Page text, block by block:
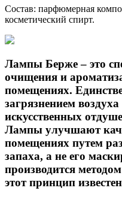
Состав: парфюмерная
косметический спирт.
Лампы Берже– это
очищения и
помещениях.
загрязнением
искусственных
Лампы улучшают
помещениях путем
запаха, а не его
производится
этот принцип